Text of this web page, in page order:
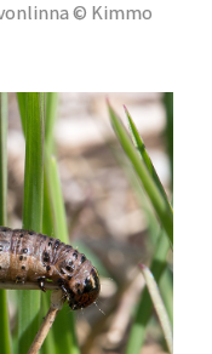
© Kimmo